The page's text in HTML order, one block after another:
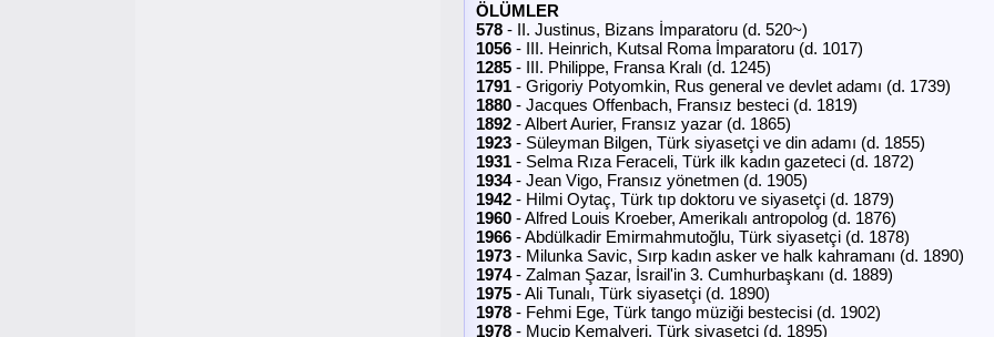
ÖLÜMLER
578 - II. Justinus, Bizans İmparatoru (d. 520~)
1056 - III. Heinrich, Kutsal Roma İmparatoru (d. 1017)
1285 - III. Philippe, Fransa Kralı (d. 1245)
1791 - Grigoriy Potyomkin, Rus general ve devlet adamı (d. 1739)
1880 - Jacques Offenbach, Fransız besteci (d. 1819)
1892 - Albert Aurier, Fransız yazar (d. 1865)
1923 - Süleyman Bilgen, Türk siyasetçi ve din adamı (d. 1855)
1931 - Selma Rıza Feraceli, Türk ilk kadın gazeteci (d. 1872)
1934- Jean Vigo, Fransız yönetmen (d. 1905)
1942 - Hilmi Oytaç, Türk tıp doktoru ve siyasetçi (d. 1879)
1960 - Alfred Louis Kroeber, Amerikalı antropolog (d. 1876)
1966 - Abdülkadir Emirmahmutoğlu, Türk siyasetçi (d. 1878)
1973 - Milunka Savic, Sırp kadın asker ve halk kahramanı (d. 1890)
1974- Zalman Şazar, İsrail'in 3. Cumhurbaşkanı (d. 1889)
1975 - Ali Tunalı, Türk siyasetçi (d. 1890)
1978 - Fehmi Ege, Türk tango müziği bestecisi (d. 1902)
1978 - Mucip Kemalyeri, Türk siyasetçi (d. 1895)